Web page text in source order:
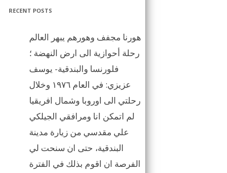
RECENT POSTS
هورنا مجفف وهورهم يبهر العالم
رحلة أحوازية الى ارض النهضة ؛
فلورنسا والبندقية- يوسف
عزيزي: في العام ١٩٧٦ وخلال
رحلتي الى اوروبا وشمال افريقيا
لم اتمكن انا ومرافقي الجيلكي
علي مقدسي من زيارة مدينة
البندقية، حتى ان سنحت لي
الفرصة ان اقوم بذلك في الفترة